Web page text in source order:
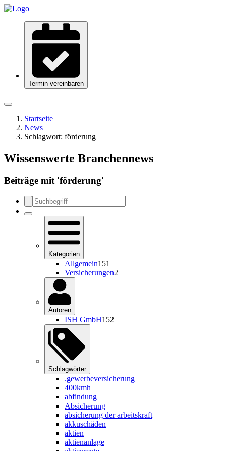
Termin vereinbaren
Startseite
News
Schlagwort: förderung
Wissenswerte Branchennews
Beiträge mit 'förderung'
Kategorien
Allgemein151
Versicherungen2
Autoren
ISH GmbH152
Schlagwörter
.gewerbeversicherung
400kmh
abfindung
Absicherung
absicherung der arbeitskraft
akkuschäden
aktien
aktienanlage